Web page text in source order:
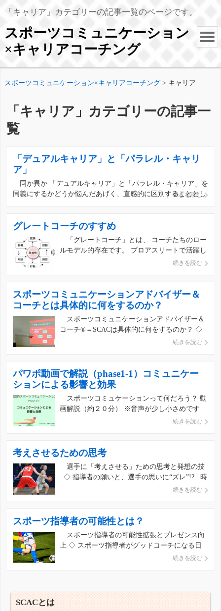
「キャリア」カテゴリーの記事一覧のページです。
スポーツコミュニケーション
×キャリアコーチング
スポーツコミュニケーション×キャリアコーチング> キャリア
「キャリア」カテゴリーの記事一
覧
「デュアルキャリア」と「パラレル・キャリ
ア」
同か異か 「デュアルキャリア」と「パラレル・キャリア」を
同義にするかどうか悩んだあげく、直感的に区別することとし
の意を表す。 goo辞書より ※パラレル（para […]
共有:
シェア
いいね:
続きを読む
グレートコーチのすすめ
「グレートコーチ」とは、 コーチたちのロー
ルモデル的存在です。 プロアスリートで活躍し
ていた、プロで指導している、などは関係あり
導者）という立場で誰もが慕う方は存在しま
す。全く経験のない競技であっ […]
いいね:
続きを読む
スポーツコミュニケーションアドバイザー＆
コーチとは具体的に何をするのか？
スポーツコミュニケーションアドバイザー＆
コーチ®＝SCACは具体的に何をするのか？ ◇
ゴールを活用する目標達成能力の向上メソッド
ーション」は、 一般的なスポーツ活動を通じて
コミュニティを広げよ […]
共有:
いいね:
続きを読む
パワポ動画で解説（phase1-1）コミュニケー
ションによる影響と効果
スポーツコミュケーションって何だろう？ 動
画解説（約２０分） ※音声が少し小さめです
<(_ _)> YouTube.URL: https://youtu.be/Tx1MJiq-
共有:
シェア
続きを読む
考えさせるための思考
選手に「考えさせる」ための思考と発想の技
◇ 指導者の願いと、選手の思いに“ズレ”!? 時
代は変わった・・・ 指導者が選手（子ども）だ
様々です。 指導者が自分のみの経験値と […]
共有:
続きを読む
スポーツ指導者の可能性とは？
スポーツ指導者の可能性拡張とプレゼンス向
上 ◇ スポーツ指導者がグッドコーチになる日
スポーツ指導者の悩みは、個々人あるいは場面
導では限界がきている昨 […]
続きを読む
SCACとは